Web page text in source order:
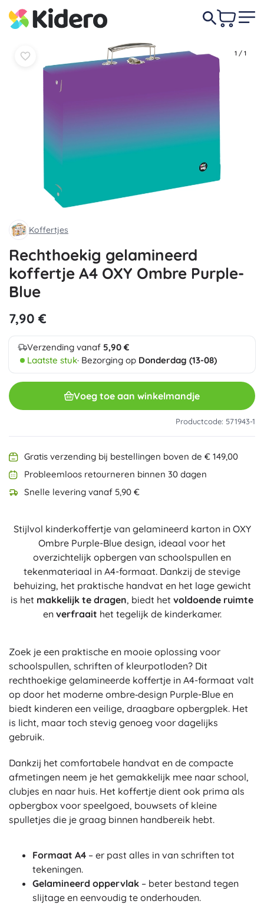
1 / 1
Koffertjes
Rechthoekig gelamineerd
koffertje A4 OXY Ombre Purple-
Blue
7,90 €
Verzending vanaf 5,90 €
Laatste stuk· Bezorging op Donderdag (13-08)
Voeg toe aan winkelmandje
Productcode: 571943-1
Gratis verzending bij bestellingen boven de € 149,00
Probleemloos retourneren binnen 30 dagen
Snelle levering vanaf 5,90 €
Stijlvol kinder­koffertje van gelamineerd karton in OXY
Ombre Purple-Blue design, ideaal voor het
overzichtelijk opbergen van schoolspullen en
tekenmateriaal in A4-formaat. Dankzij de stevige
behuizing, het praktische handvat en het lage gewicht
is het makkelijk te dragen, biedt het voldoende ruimte
en verfraait het tegelijk de kinderkamer.
Zoek je een praktische en mooie oplossing voor
schoolspullen, schriften of kleurpotloden? Dit
rechthoekige gelamineerde koffertje in A4-formaat valt
op door het moderne ombre‑design Purple-Blue en
biedt kinderen een veilige, draagbare opbergplek. Het
is licht, maar toch stevig genoeg voor dagelijks
gebruik.
Dankzij het comfortabele handvat en de compacte
afmetingen neem je het gemakkelijk mee naar school,
clubjes en naar huis. Het koffertje dient ook prima als
opbergbox voor speelgoed, bouwsets of kleine
spulletjes die je graag binnen handbereik hebt.
Formaat A4 – er past alles in van schriften tot
tekeningen.
Gelamineerd oppervlak – beter bestand tegen
slijtage en eenvoudig te onderhouden.
7,90 €
In